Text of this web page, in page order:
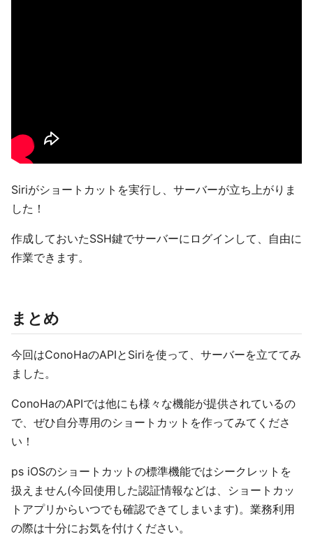
Siriがショートカットを実行し、サーバーが立ち上がりま
した！
作成しておいたSSH鍵でサーバーにログインして、自由に
作業できます。
まとめ
今回はConoHaのAPIとSiriを使って、サーバーを立ててみ
ました。
ConoHaのAPIでは他にも様々な機能が提供されているの
で、ぜひ自分専用のショートカットを作ってみてくださ
い！
ps iOSのショートカットの標準機能ではシークレットを
扱えません(今回使用した認証情報などは、ショートカッ
トアプリからいつでも確認できてしまいます)。業務利用
の際は十分にお気を付けください。